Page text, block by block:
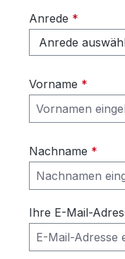
Anrede *
Vorname *
Nachname *
Ihre E-Mail-